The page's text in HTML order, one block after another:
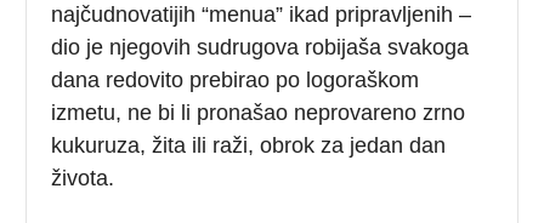
najčudnovatijih “menua” ikad pripravljenih –
dio je njegovih sudrugova robijaša svakoga
dana redovito prebirao po logoraškom
izmetu, ne bi li pronašao neprovareno zrno
kukuruza, žita ili raži, obrok za jedan dan
života.